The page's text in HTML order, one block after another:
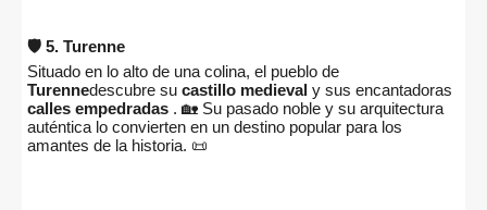
🛡️ 5. Turenne
Situado en lo alto de una colina, el pueblo de
Turennedescubre su castillo medieval y sus encantadoras
calles empedradas . 🏡 Su pasado noble y su arquitectura
auténtica lo convierten en un destino popular para los
amantes de la historia. 📜